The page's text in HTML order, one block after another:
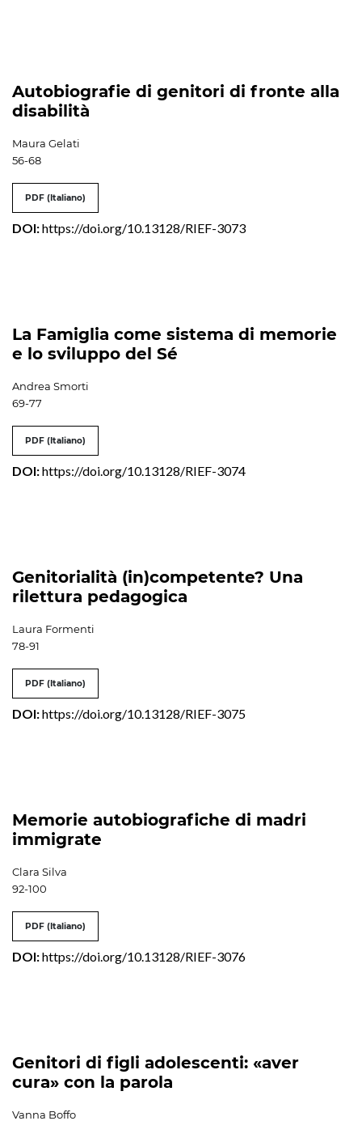
Autobiografie di genitori di fronte alla
disabilità
Maura Gelati
56-68
PDF (Italiano)
DOI:https://doi.org/10.13128/RIEF-3073
La Famiglia come sistema di memorie
e lo sviluppo del Sé
Andrea Smorti
69-77
PDF (Italiano)
DOI:https://doi.org/10.13128/RIEF-3074
Genitorialità (in)competente? Una
rilettura pedagogica
Laura Formenti
78-91
PDF (Italiano)
DOI:https://doi.org/10.13128/RIEF-3075
Memorie autobiografiche di madri
immigrate
Clara Silva
92-100
PDF (Italiano)
DOI:https://doi.org/10.13128/RIEF-3076
Genitori di figli adolescenti: «aver
cura» con la parola
Vanna Boffo